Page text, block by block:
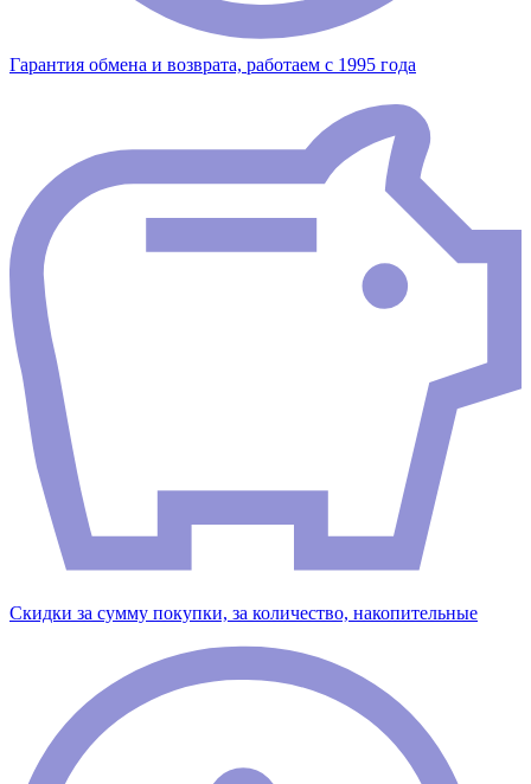
Гарантия обмена и возврата, работаем с 1995 года
Скидки за сумму покупки, за количество, накопительные